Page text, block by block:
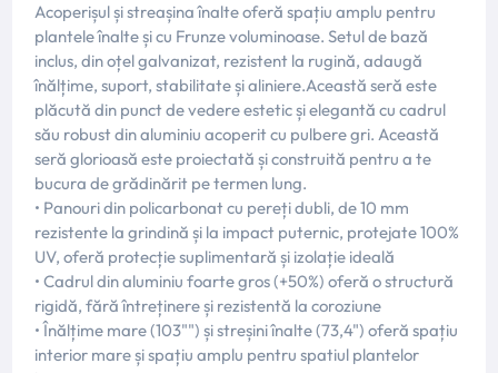
Acoperișul și streașina înalte oferă spațiu amplu pentru
plantele înalte și cu Frunze voluminoase. Setul de bază
inclus, din oțel galvanizat, rezistent la rugină, adaugă
înălțime, suport, stabilitate și aliniere.Această seră este
plăcută din punct de vedere estetic și elegantă cu cadrul
său robust din aluminiu acoperit cu pulbere gri. Această
seră glorioasă este proiectată și construită pentru a te
bucura de grădinărit pe termen lung.
• Panouri din policarbonat cu pereți dubli, de 10 mm
rezistente la grindină și la impact puternic, protejate 100%
UV, oferă protecție suplimentară și izolație ideală
• Cadrul din aluminiu foarte gros (+50%) oferă o structură
rigidă, fără întreținere și rezistentă la coroziune
• Înălțime mare (103"") și streșini înalte (73,4") oferă spațiu
interior mare și spațiu amplu pentru spatiul plantelor